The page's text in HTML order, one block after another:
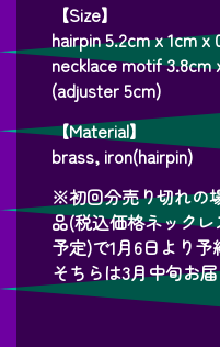
【Size】
hairpin 5.2cm x 1cm
necklace motif 3.8cm
(adjuster 5cm)
【Material】
brass, iron(hairpin)
※初回分売り切れの
品(税込価格ネックレ
予定)で1月6日より予
そちらは3月中旬お